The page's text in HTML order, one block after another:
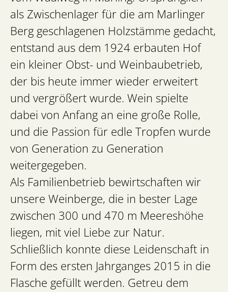
als Zwischenlager für die am Marlinger
Berg geschlagenen Holzstämme gedacht,
entstand aus dem 1924 erbauten Hof
ein kleiner Obst- und Weinbaubetrieb,
der bis heute immer wieder erweitert
und vergrößert wurde. Wein spielte
dabei von Anfang an eine große Rolle,
und die Passion für edle Tropfen wurde
von Generation zu Generation
weitergegeben.
Als Familienbetrieb bewirtschaften wir
unsere Weinberge, die in bester Lage
zwischen 300 und 470 m Meereshöhe
liegen, mit viel Liebe zur Natur.
Schließlich konnte diese Leidenschaft in
Form des ersten Jahrganges 2015 in die
Flasche gefüllt werden. Getreu dem